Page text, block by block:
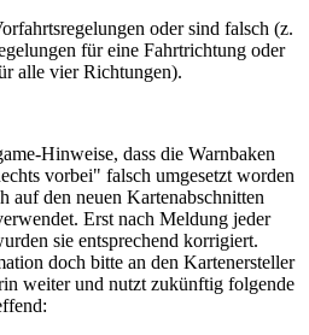
oder sind falsch (z.
für eine Fahrtrichtung oder
alle vier Richtungen).
Hinweise, dass die Warnbaken
vorbei" falsch umgesetzt worden
auf den neuen Kartenabschnitten
Erst nach Meldung jeder
sie entsprechend korrigiert.
doch bitte an den Kartenersteller
weiter und nutzt zukünftig folgende